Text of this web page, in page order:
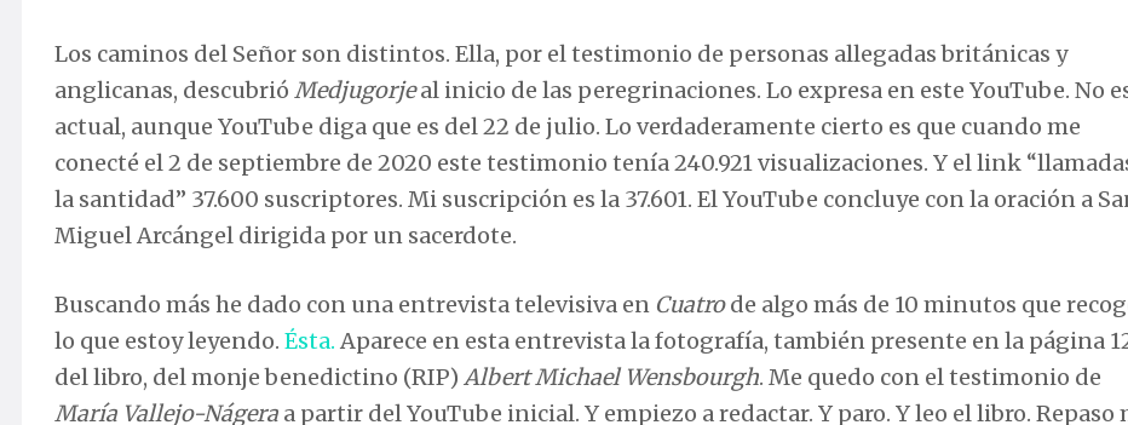
Los caminos del Señor son distintos. Ella, por el testimonio de personas allegadas británicas y
anglicanas, descubrió Medjugorjeal inicio de las peregrinaciones. Lo expresa en este YouTube. No
actual, aunque YouTube diga que es del 22 de julio. Lo verdaderamente cierto es que cuando me
conecté el 2 de septiembre de 2020 este testimonio tenía 240.921 visualizaciones. Y el link
la santidad” 37.600 suscriptores. Mi suscripción es la 37.601. El YouTube concluye con la oración a
Miguel Arcángel dirigida por un sacerdote.
Buscando más he dado con una entrevista televisiva en Cuatrode algo más de 10 minutos que
lo que estoy leyendo. Ésta. Aparece en esta entrevista la fotografía, también presente en la página
del libro, del monje benedictino (RIP) Albert Michael Wensbourgh. Me quedo con el testimonio de
María Vallejo-Nágera a partir del YouTube inicial. Y empiezo a redactar. Y paro. Y leo el libro. Repaso